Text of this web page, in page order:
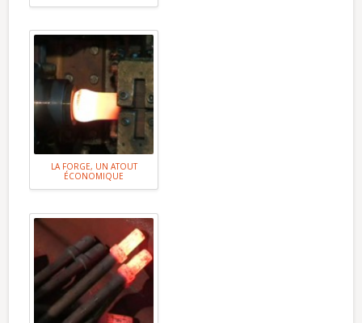
LA FORGE, UN ATOUT
ÉCONOMIQUE